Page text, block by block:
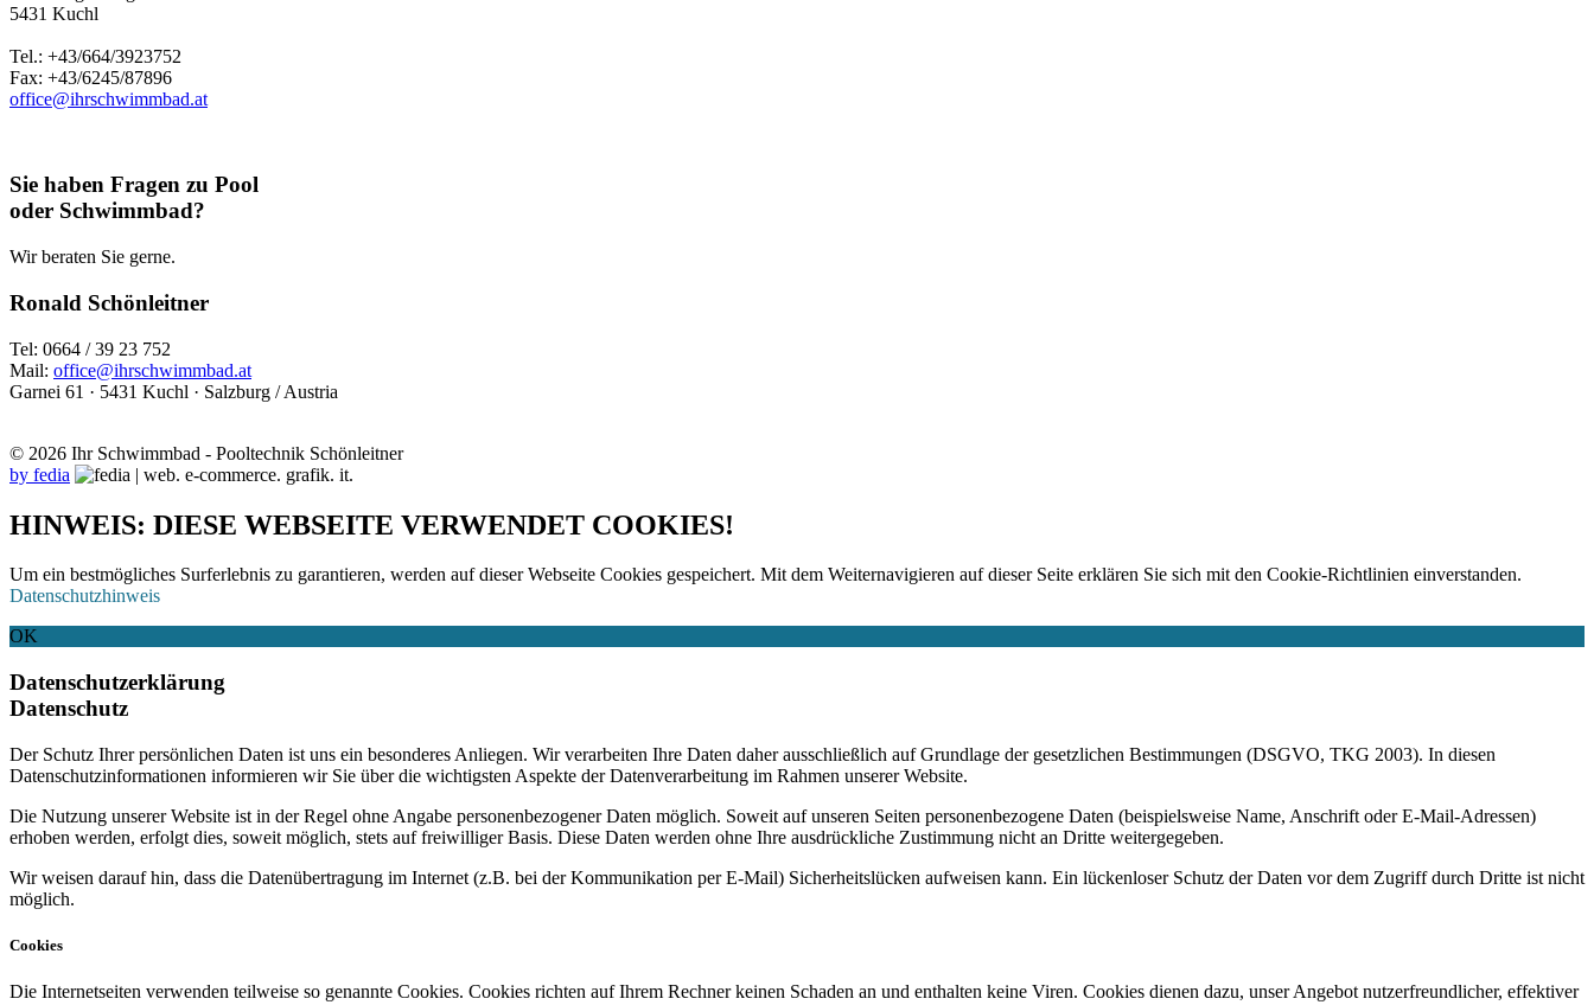
5431 Kuchl
Tel.: +43/664/3923752
Fax: +43/6245/87896
office@ihrschwimmbad.at
Sie haben Fragen zu Pool
oder Schwimmbad?
Wir beraten Sie gerne.
Ronald Schönleitner
Tel: 0664 / 39 23 752
Mail: office@ihrschwimmbad.at
Garnei 61 · 5431 Kuchl · Salzburg / Austria
© 2026 Ihr Schwimmbad - Pooltechnik Schönleitner
by fedia
HINWEIS: DIESE WEBSEITE VERWENDET COOKIES!
Um ein bestmögliches Surferlebnis zu garantieren, werden auf dieser Webseite Cookies gespeichert. Mit dem Weiternavigieren auf dieser Seite erklären Sie sich mit den Cookie-Richtlinien einverstanden.
Datenschutzhinweis
OK
Datenschutzerklärung
Datenschutz
Der Schutz Ihrer persönlichen Daten ist uns ein besonderes Anliegen. Wir verarbeiten Ihre Daten daher ausschließlich auf Grundlage der gesetzlichen Bestimmungen (DSGVO, TKG 2003). In diesen
Datenschutzinformationen informieren wir Sie über die wichtigsten Aspekte der Datenverarbeitung im Rahmen unserer Website.
Die Nutzung unserer Website ist in der Regel ohne Angabe personenbezogener Daten möglich. Soweit auf unseren Seiten personenbezogene Daten (beispielsweise Name, Anschrift oder E-Mail-Adressen)
erhoben werden, erfolgt dies, soweit möglich, stets auf freiwilliger Basis. Diese Daten werden ohne Ihre ausdrückliche Zustimmung nicht an Dritte weitergegeben.
Wir weisen darauf hin, dass die Datenübertragung im Internet (z.B. bei der Kommunikation per E-Mail) Sicherheitslücken aufweisen kann. Ein lückenloser Schutz der Daten vor dem Zugriff durch Dritte ist nicht
möglich.
Cookies
Die Internetseiten verwenden teilweise so genannte Cookies. Cookies richten auf Ihrem Rechner keinen Schaden an und enthalten keine Viren. Cookies dienen dazu, unser Angebot nutzerfreundlicher, effektiver